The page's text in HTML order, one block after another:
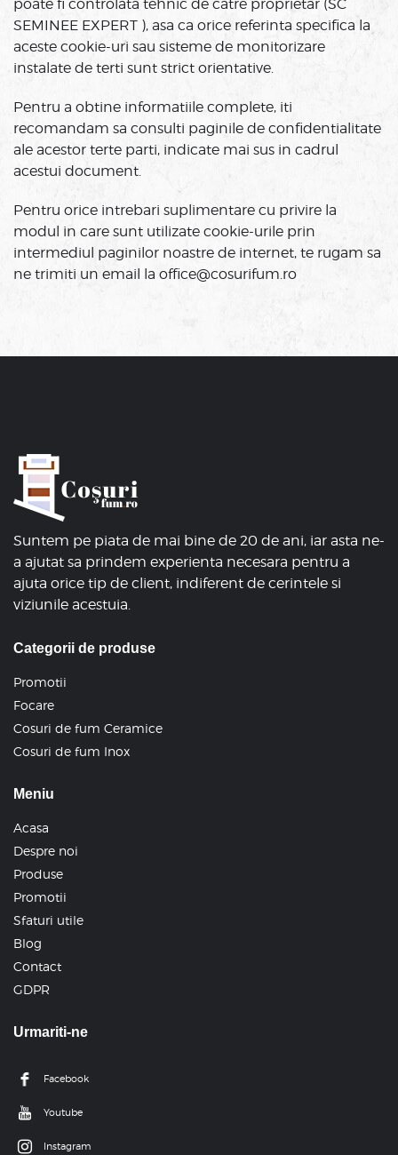
poate fi controlata tehnic de catre proprietar (SC
SEMINEE EXPERT ), asa ca orice referinta specifica la
aceste cookie-uri sau sisteme de monitorizare
instalate de terti sunt strict orientative.
Pentru a obtine informatiile complete, iti
recomandam sa consulti paginile de confidentialitate
ale acestor terte parti, indicate mai sus in cadrul
acestui document.
Pentru orice intrebari suplimentare cu privire la
modul in care sunt utilizate cookie-urile prin
intermediul paginilor noastre de internet, te rugam sa
ne trimiti un email la office@cosurifum.ro
Suntem pe piata de mai bine de 20 de ani, iar asta ne-
a ajutat sa prindem experienta necesara pentru a
ajuta orice tip de client, indiferent de cerintele si
viziunile acestuia.
Categorii de produse
Promotii
Focare
Cosuri de fum Ceramice
Cosuri de fum Inox
Meniu
Acasa
Despre noi
Produse
Promotii
Sfaturi utile
Blog
Contact
GDPR
Urmariti-ne
Facebook
Youtube
Instagram